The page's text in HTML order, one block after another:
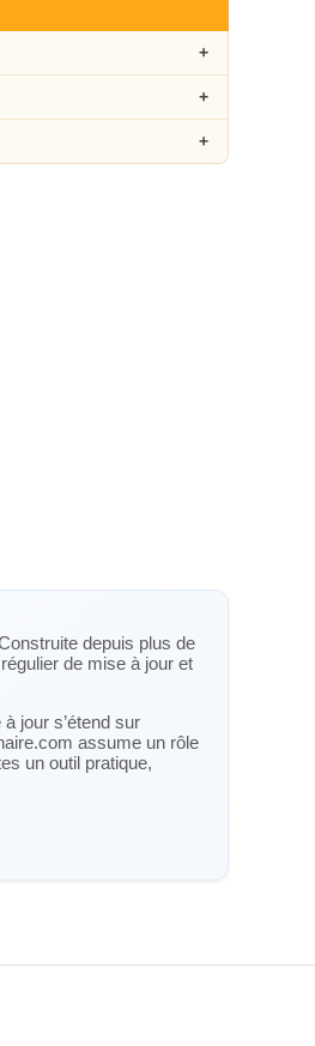
depuis plus de
de mise à jour et
jour s’étend sur
assume un rôle
un outil pratique,